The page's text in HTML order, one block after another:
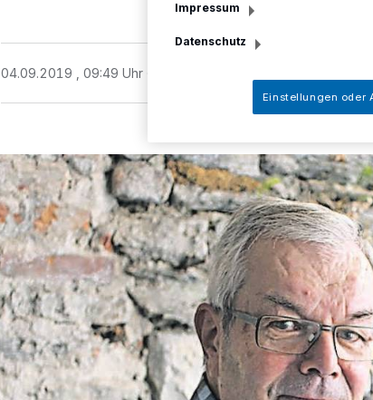
04.09.2019 , 09:49 Uhr
Impressum
Datenschutz
Einstellungen oder